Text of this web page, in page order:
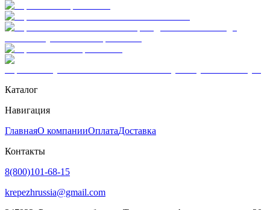
Каталог
Навигация
ГлавнаяО компанииОплатаДоставка
Контакты
8(800)101-68-15
krepezhrussia@gmail.com